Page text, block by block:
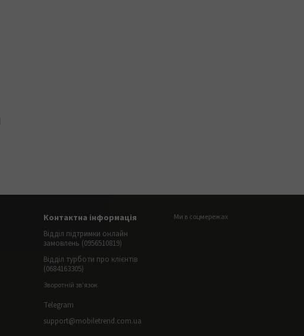
Контактна інформація
Відділ підтримки онлайн
замовлень (0956510819)
Відділ турботи про клієнтів
(0684163305)
Зворотній зв'язок
Telegram
support@mobiletrend.com.ua
Ми в соцмережах